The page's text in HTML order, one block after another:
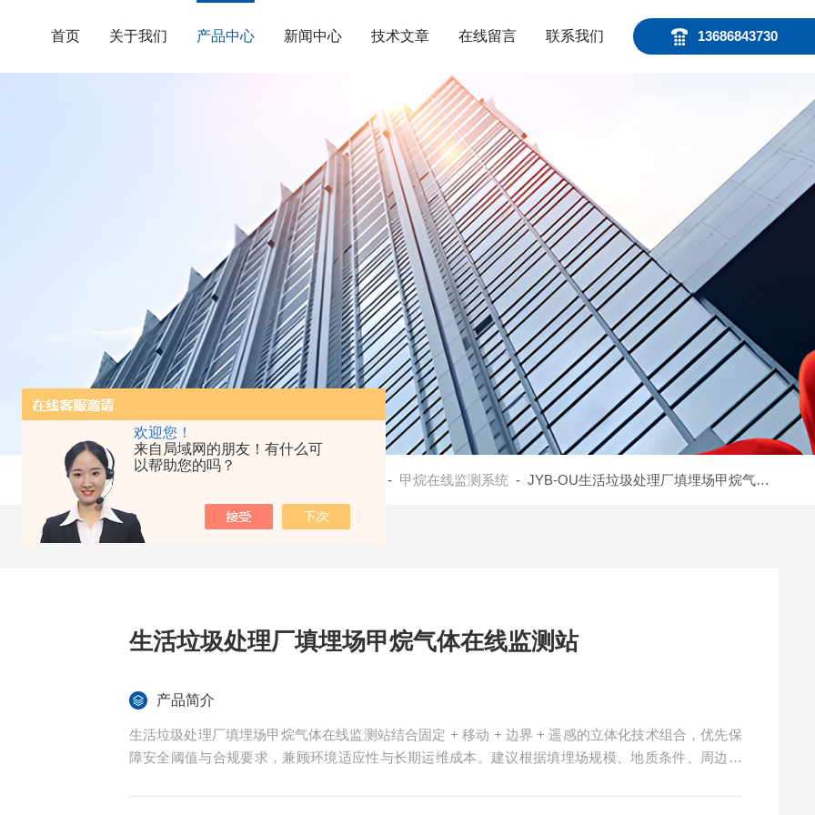
欢迎您！
来自局域网的朋友！有什么可
以帮助您的吗？
13686843730
首页 关于我们 产品中心 新闻中心 技术文章 在线留言 联系我们
当前位置： - 甲烷在线监测系统 - JYB-OU生活垃圾处理厂填埋场甲烷气体在线监测站
生活垃圾处理厂填埋场甲烷气体在线监测站
产品简介
生活垃圾处理厂填埋场甲烷气体在线监测站结合固定 + 移动 + 边界 + 遥感的立体化技术组合，优先保
障安全阈值与合规要求，兼顾环境适应性与长期运维成本。建议根据填埋场规模、地质条件、周边敏